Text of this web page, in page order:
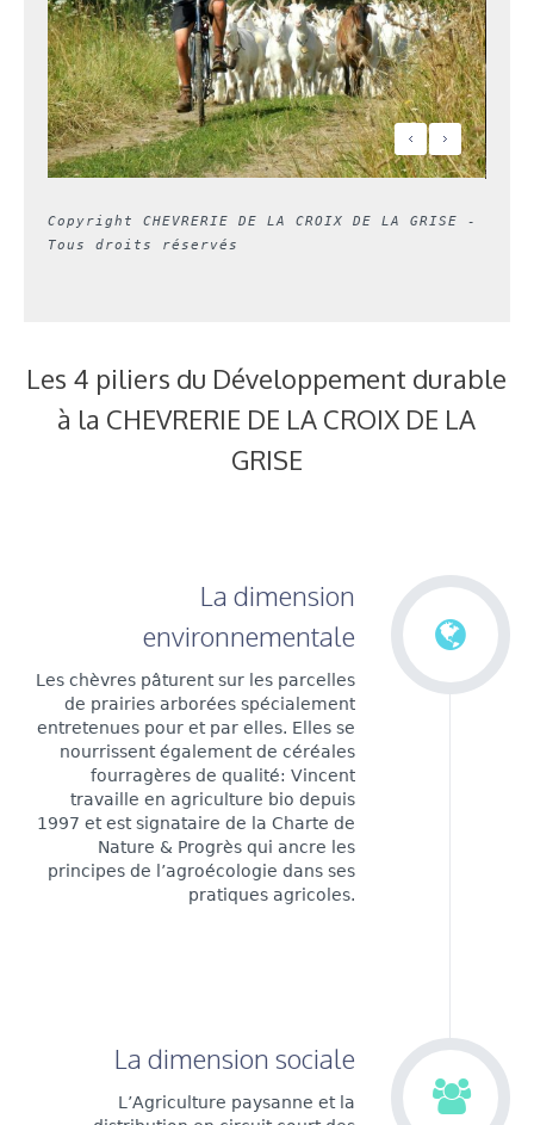
Copyright CHEVRERIE DE LA CROIX DE LA GRISE -
Tous droits réservés
Les 4 piliers du Développement durable
à la CHEVRERIE DE LA CROIX DE LA
GRISE
La dimension
environnementale
Les chèvres pâturent sur les parcelles
de prairies arborées spécialement
entretenues pour et par elles. Elles se
nourrissent également de céréales
fourragères de qualité: Vincent
travaille en agriculture bio depuis
1997 et est signataire de la Charte de
Nature & Progrès qui ancre les
principes de l’agroécologie dans ses
pratiques agricoles.
La dimension sociale
L’Agriculture paysanne et la